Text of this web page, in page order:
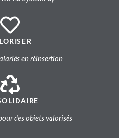
en réinsertion
des objets valorisés